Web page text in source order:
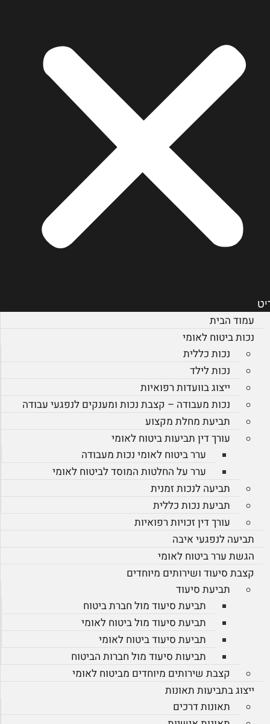
עמוד הבית
נכות ביטוח לאומי
נכות כללית
נכות לילד
ייצוג בוועדות רפואיות
נכות מעבודה – קצבת נכות ומענקים לנפגעי עבודה
תביעת מחלת מקצוע
עורך דין תביעות ביטוח לאומי
ערר ביטוח לאומי נכות מעבודה
ערר על החלטות המוסד לביטוח לאומי
תביעה לנכות זמנית
תביעת נכות כללית
עורך דין זכויות רפואיות
תביעה לנפגעי איבה
הגשת ערר ביטוח לאומי
קצבת סיעוד ושירותים מיוחדים
תביעת סיעוד
תביעת סיעוד מול חברת ביטוח
תביעת סיעוד מול ביטוח לאומי
תביעת סיעוד ביטוח לאומי
תביעות סיעוד מול חברות הביטוח
קצבת שירותים מיוחדים מביטוח לאומי
ייצוג בתביעות תאונות
תאונות דרכים